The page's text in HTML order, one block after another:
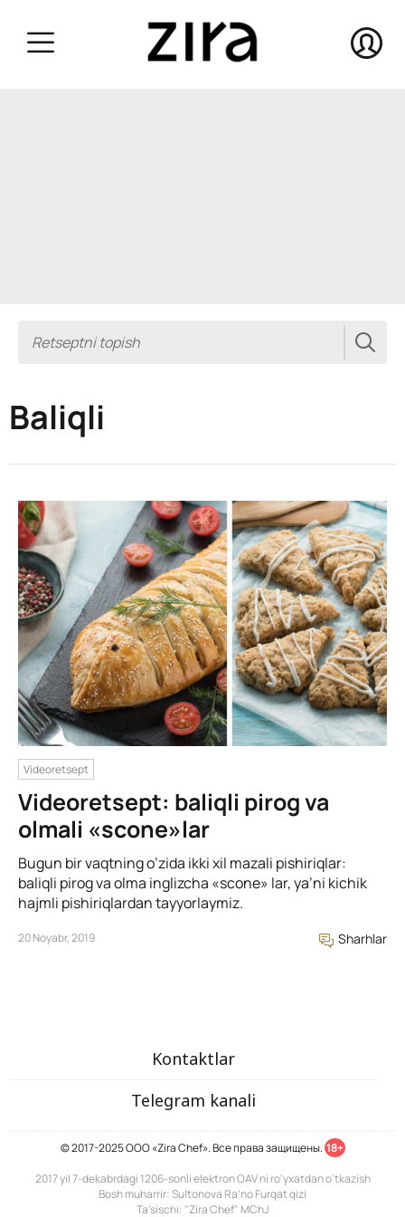
Baliqli
Videoretsept
Videoretsept: baliqli pirog va
olmali «scone»lar
Bugun bir vaqtning o’zida ikki xil mazali pishiriqlar:
baliqli pirog va olma inglizcha «scone» lar, ya’ni kichik
hajmli pishiriqlardan tayyorlaymiz.
20 Noyabr, 2019 Sharhlar
Kontaktlar
Telegram kanali
© 2017-2025 ООО «Zira Chef». Все права защищены. 18+
2017 yil 7-dekabrdagi 1206-sonli elektron OAV ni ro'yxatdan o'tkazish
Bosh muharrir: Sultonova Ra’no Furqat qizi
Ta'sischi: "Zira Chef" MChJ